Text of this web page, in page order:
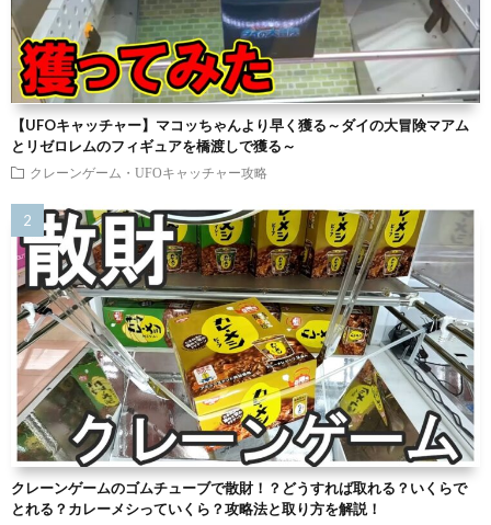
【UFOキャッチャー】マコッちゃんより早く獲る～ダイの大冒険マアム
とリゼロレムのフィギュアを橋渡しで獲る～
クレーンゲーム・UFOキャッチャー攻略
クレーンゲームのゴムチューブで散財！？どうすれば取れる？いくらで
とれる？カレーメシっていくら？攻略法と取り方を解説！